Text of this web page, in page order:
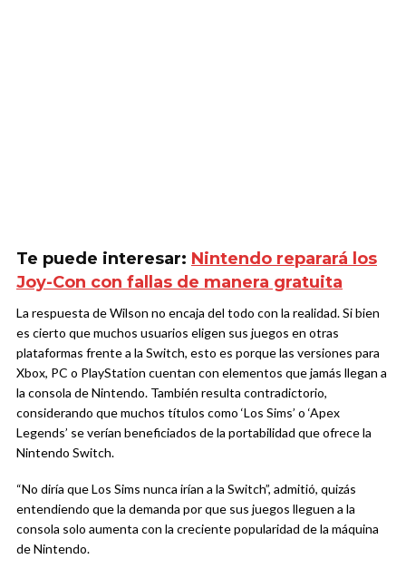
Te puede interesar: Nintendo reparará los
Joy-Con con fallas de manera gratuita
La respuesta de Wilson no encaja del todo con la realidad. Si bien
es cierto que muchos usuarios eligen sus juegos en otras
plataformas frente a la Switch, esto es porque las versiones para
Xbox, PC o PlayStation cuentan con elementos que jamás llegan a
la consola de Nintendo. También resulta contradictorio,
considerando que muchos títulos como ‘Los Sims’ o ‘Apex
Legends’ se verían beneficiados de la portabilidad que ofrece la
Nintendo Switch.
“No diría que Los Sims nunca irían a la Switch”, admitió, quizás
entendiendo que la demanda por que sus juegos lleguen a la
consola solo aumenta con la creciente popularidad de la máquina
de Nintendo.